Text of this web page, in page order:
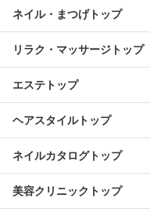
ネイル・まつげトップ
リラク・マッサージトップ
エステトップ
ヘアスタイルトップ
ネイルカタログトップ
美容クリニックトップ